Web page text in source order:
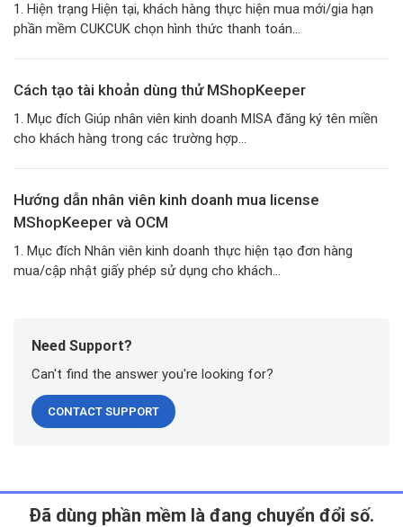
1. Hiện trạng Hiện tại, khách hàng thực hiện mua mới/gia hạn
phần mềm CUKCUK chọn hình thức thanh toán...
Cách tạo tài khoản dùng thử MShopKeeper
1. Mục đích Giúp nhân viên kinh doanh MISA đăng ký tên miền
cho khách hàng trong các trường hợp...
Hướng dẫn nhân viên kinh doanh mua license
MShopKeeper và OCM
1. Mục đích Nhân viên kinh doanh thực hiện tạo đơn hàng
mua/cập nhật giấy phép sử dụng cho khách...
Need Support?
Can't find the answer you're looking for?
CONTACT SUPPORT
Ðã dùng phần mềm là đang chuyển đổi số.